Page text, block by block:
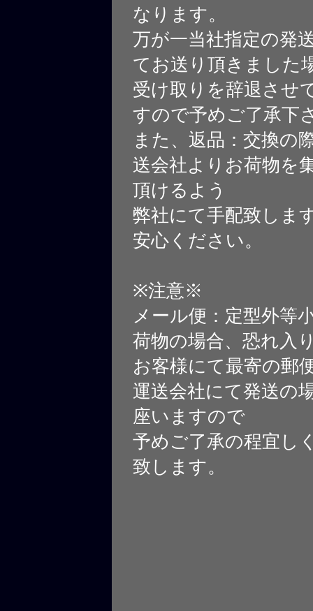
なります。
万が一当社指定の発
てお送り頂きました
受け取りを辞退させ
すので予めご了承下
また、返品：交換の
送会社よりお荷物を
頂けるよう
弊社にて手配致しま
安心ください。
※注意※
メール便：定型外等
荷物の場合、恐れ入
お客様にて最寄の郵
運送会社にて発送の
座いますので
予めご了承の程宜し
致します。